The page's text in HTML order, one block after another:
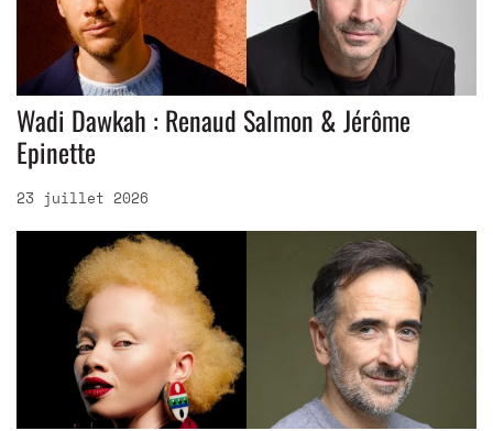
Wadi Dawkah : Renaud Salmon & Jérôme
Epinette
23 juillet 2026